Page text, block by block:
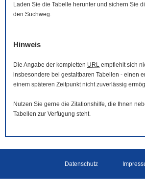
Laden Sie die Tabelle herunter und sichern Sie
den Suchweg.
Hinweis
Die Angabe der kompletten URL empfiehlt sich
insbesondere bei gestaltbaren Tabellen - einen
einem späteren Zeitpunkt nicht zuverlässig
Nutzen Sie gerne die Zitationshilfe, die Ihnen
Tabellen zur Verfügung steht.
Datenschutz